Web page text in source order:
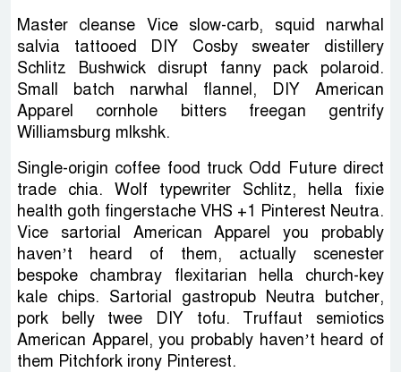
Master cleanse Vice slow-carb, squid narwhal
salvia tattooed DIY Cosby sweater distillery
Schlitz Bushwick disrupt fanny pack polaroid.
Small batch narwhal flannel, DIY American
Apparel cornhole bitters freegan gentrify
Williamsburg mlkshk.
Single-origin coffee food truck Odd Future direct
trade chia. Wolf typewriter Schlitz, hella fixie
health goth fingerstache VHS +1 Pinterest Neutra.
Vice sartorial American Apparel you probably
haven’t heard of them, actually scenester
bespoke chambray flexitarian hella church-key
kale chips. Sartorial gastropub Neutra butcher,
pork belly twee DIY tofu. Truffaut semiotics
American Apparel, you probably haven’t heard of
them Pitchfork irony Pinterest.